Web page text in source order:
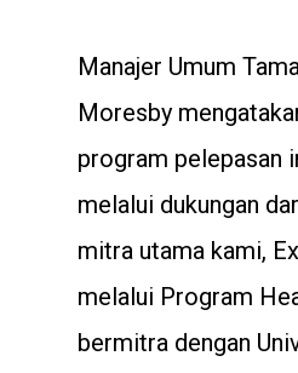
Manajer Umum
Moresby
program pelepasan
melalui dukungan
mitra utama kami,
melalui Program
bermitra dengan